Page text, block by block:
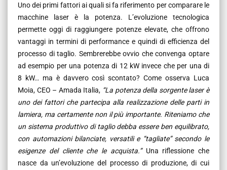
Uno dei primi fattori ai quali si fa riferimento per comparare le
macchine laser è la potenza. L’evoluzione tecnologica
permette oggi di raggiungere potenze elevate, che offrono
vantaggi in termini di performance e quindi di efficienza del
processo di taglio. Sembrerebbe ovvio che convenga optare
ad esempio per una potenza di 12 kW invece che per una di
8 kW… ma è davvero così scontato? Come osserva Luca
Moia, CEO – Amada Italia, “La potenza della sorgente laser è
uno dei fattori che partecipa alla realizzazione delle parti in
lamiera, ma certamente non il più importante. Riteniamo che
un sistema produttivo di taglio debba essere ben equilibrato,
con automazioni bilanciate, versatili e “tagliate” secondo le
esigenze del cliente che le acquista.” Una riflessione che
nasce da un’evoluzione del processo di produzione, di cui